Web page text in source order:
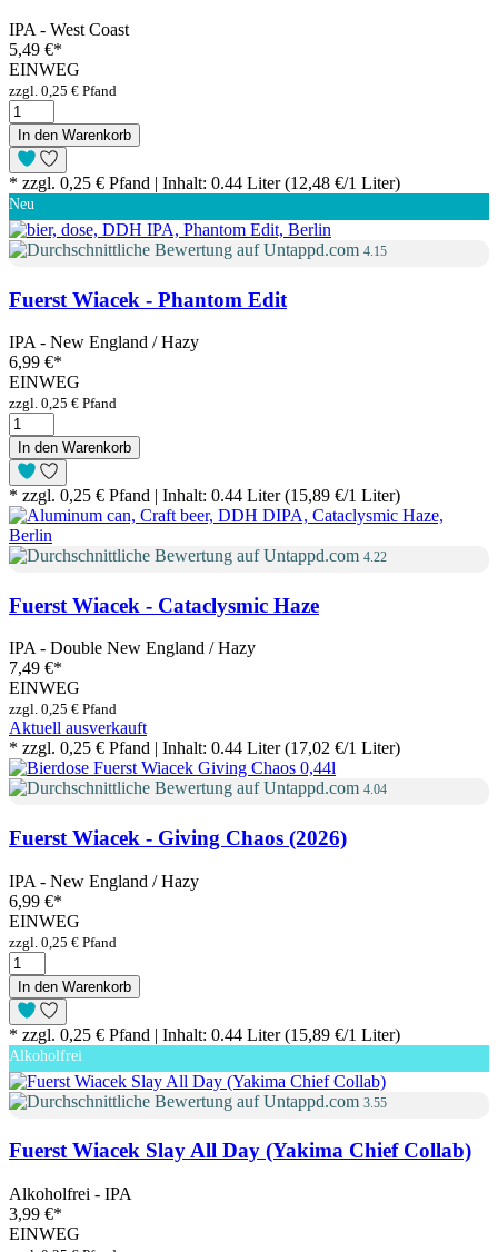
IPA - West Coast
5,49 €*
EINWEG
zzgl. 0,25 € Pfand
In den Warenkorb
* zzgl. 0,25 € Pfand | Inhalt: 0.44 Liter (12,48 €/1 Liter)
Neu
4.15
Fuerst Wiacek - Phantom Edit
IPA - New England / Hazy
6,99 €*
EINWEG
zzgl. 0,25 € Pfand
In den Warenkorb
* zzgl. 0,25 € Pfand | Inhalt: 0.44 Liter (15,89 €/1 Liter)
4.22
Fuerst Wiacek - Cataclysmic Haze
IPA - Double New England / Hazy
7,49 €*
EINWEG
zzgl. 0,25 € Pfand
Aktuell ausverkauft
* zzgl. 0,25 € Pfand | Inhalt: 0.44 Liter (17,02 €/1 Liter)
4.04
Fuerst Wiacek - Giving Chaos (2026)
IPA - New England / Hazy
6,99 €*
EINWEG
zzgl. 0,25 € Pfand
In den Warenkorb
* zzgl. 0,25 € Pfand | Inhalt: 0.44 Liter (15,89 €/1 Liter)
Alkoholfrei
3.55
Fuerst Wiacek Slay All Day (Yakima Chief Collab)
Alkoholfrei - IPA
3,99 €*
EINWEG